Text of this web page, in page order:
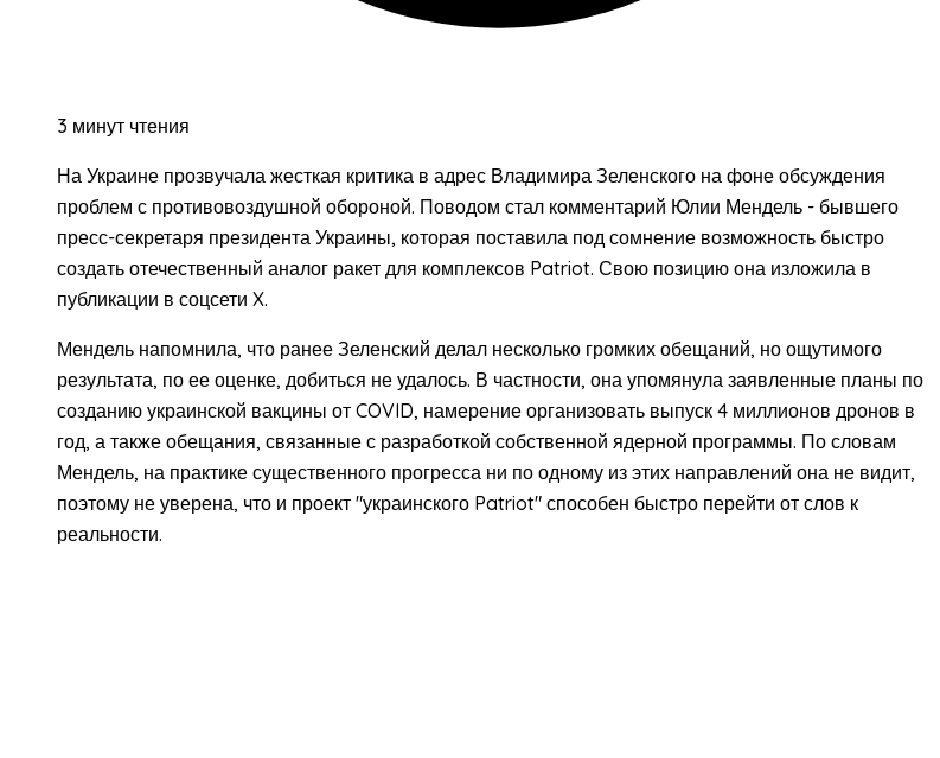
3 минут чтения
На Украине прозвучала жесткая критика в адрес Владимира Зеленского на фоне обсуждения
проблем с противовоздушной обороной. Поводом стал комментарий Юлии Мендель - бывшего
пресс-секретаря президента Украины, которая поставила под сомнение возможность быстро
создать отечественный аналог ракет для комплексов Patriot. Свою позицию она изложила в
публикации в соцсети X.
Мендель напомнила, что ранее Зеленский делал несколько громких обещаний, но ощутимого
результата, по ее оценке, добиться не удалось. В частности, она упомянула заявленные планы по
созданию украинской вакцины от COVID, намерение организовать выпуск 4 миллионов дронов в
год, а также обещания, связанные с разработкой собственной ядерной программы. По словам
Мендель, на практике существенного прогресса ни по одному из этих направлений она не видит,
поэтому не уверена, что и проект "украинского Patriot" способен быстро перейти от слов к
реальности.